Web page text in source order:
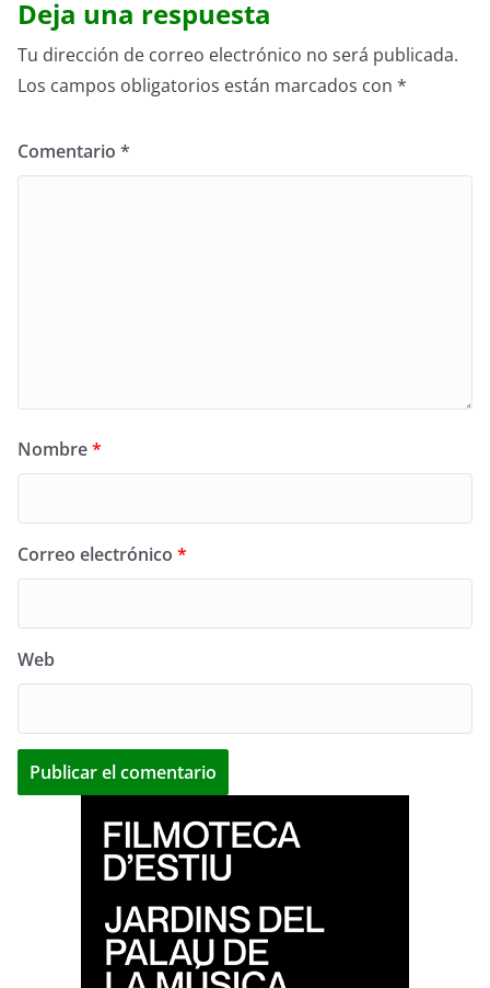
Deja una respuesta
Tu dirección de correo electrónico no será publicada.
Los campos obligatorios están marcados con *
Comentario *
Nombre*
Correo electrónico *
Web